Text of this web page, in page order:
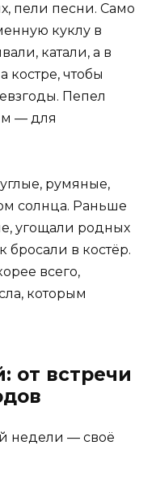
пели песни. Само
куклу в
катали, а в
костре, чтобы
Пепел
— для
румяные,
солнца. Раньше
угощали родных
бросали в костёр.
всего,
которым
от встречи
недели — своё